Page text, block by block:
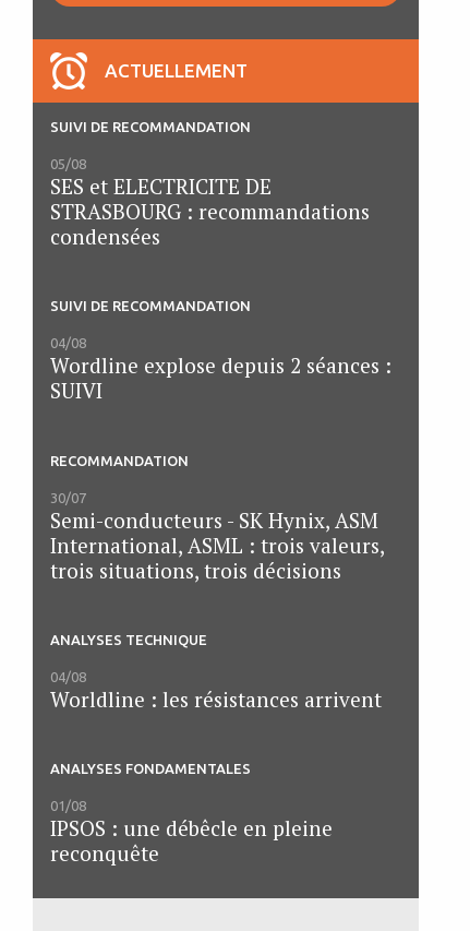
ACTUELLEMENT
SUIVI DE RECOMMANDATION
05/08
SES et ELECTRICITE DE
STRASBOURG : recommandations
condensées
SUIVI DE RECOMMANDATION
04/08
Wordline explose depuis 2 séances :
SUIVI
RECOMMANDATION
30/07
Semi-conducteurs - SK Hynix, ASM
International, ASML : trois valeurs,
trois situations, trois décisions
ANALYSES TECHNIQUE
04/08
Worldline : les résistances arrivent
ANALYSES FONDAMENTALES
01/08
IPSOS : une débêcle en pleine
reconquête